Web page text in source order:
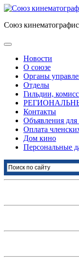
Союз
Новости
О союзе
Органы
Отделы
Гильдии,
Контакты
Объявления
Оплата
Дом кино
Персональные